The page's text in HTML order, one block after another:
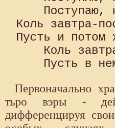
Поступаю,
Коль завтра-
Пусть и потом
Коль
Первоначально
тьро вэры -
дифференцируя